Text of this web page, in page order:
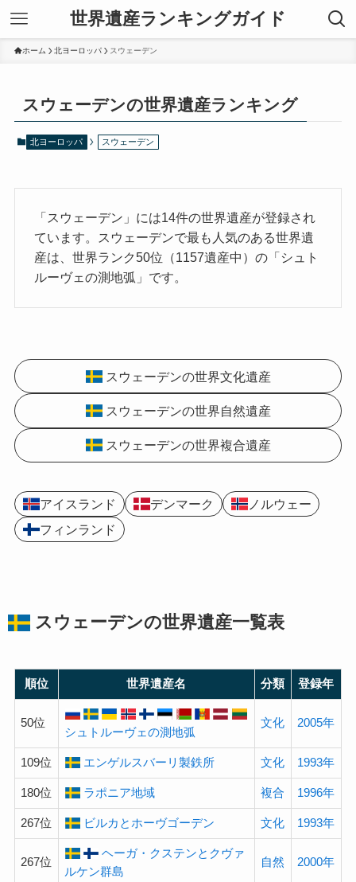
世界遺産ランキングガイド
ホーム 北ヨーロッパ スウェーデン
スウェーデンの世界遺産ランキング
北ヨーロッパ スウェーデン
「スウェーデン」には14件の世界遺産が登録され
ています。スウェーデンで最も人気のある世界遺
産は、世界ランク50位（1157遺産中）の「シュト
ルーヴェの測地弧」です。
スウェーデンの世界文化遺産
スウェーデンの世界自然遺産
スウェーデンの世界複合遺産
アイスランド デンマーク
ノルウェー
フィンランド
スウェーデンの世界遺産一覧表
順位 世界遺産名 分類 登録年
50位
シュトルーヴェの測地弧
文化 2005年
109位 エンゲルスバーリ製鉄所 文化 1993年
180位 ラポニア地域 複合 1996年
267位 ビルカとホーヴゴーデン 文化 1993年
267位
ヘーガ・クステンとクヴァ
ルケン群島
自然 2000年